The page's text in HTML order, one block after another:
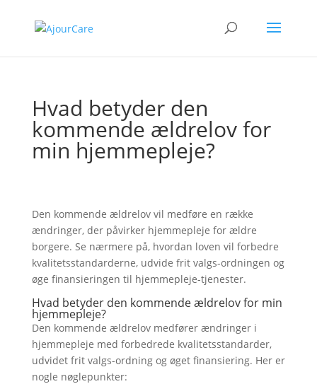
Hvad betyder den
kommende ældrelov for
min hjemmepleje?
Den kommende ældrelov vil medføre en række
ændringer, der påvirker hjemmepleje for ældre
borgere. Se nærmere på, hvordan loven vil forbedre
kvalitetsstandarderne, udvide frit valgs-ordningen og
øge finansieringen til hjemmepleje-tjenester.
Hvad betyder den kommende ældrelov for min
hjemmepleje?
Den kommende ældrelov medfører ændringer i
hjemmepleje med forbedrede kvalitetsstandarder,
udvidet frit valgs-ordning og øget finansiering. Her er
nogle nøglepunkter: